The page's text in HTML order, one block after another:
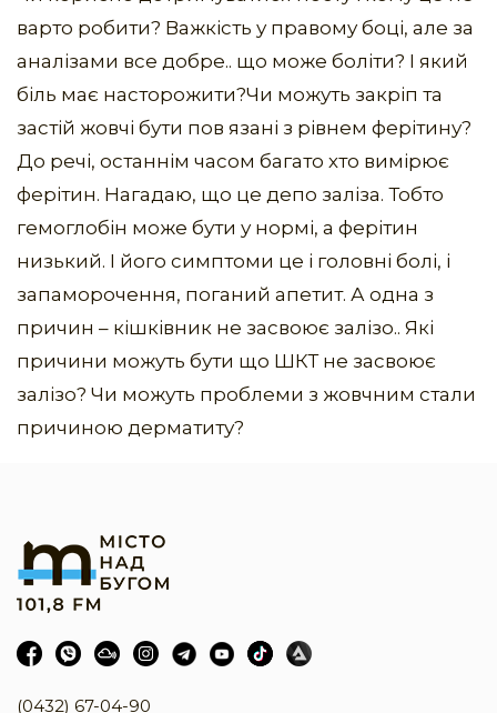
варто робити? Важкість у правому боці, але за
аналізами все добре.. що може боліти? І який
біль має насторожити?Чи можуть закріп та
застій жовчі бути пов язані з рівнем ферітину?
До речі, останнім часом багато хто вимірює
ферітин. Нагадаю, що це депо заліза. Тобто
гемоглобін може бути у нормі, а ферітин
низький. І його симптоми це і головні болі, і
запаморочення, поганий апетит. А одна з
причин – кішківник не засвоює залізо.. Які
причини можуть бути що ШКТ не засвоює
залізо? Чи можуть проблеми з жовчним стали
причиною дерматиту?
(0432) 67-04-90